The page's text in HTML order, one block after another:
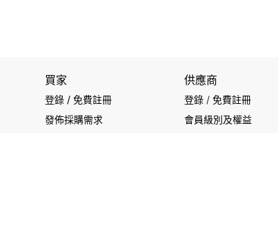
買家
登錄 / 免費註冊
發佈採購需求
供應商
登錄 /免費註冊
會員級別及權益